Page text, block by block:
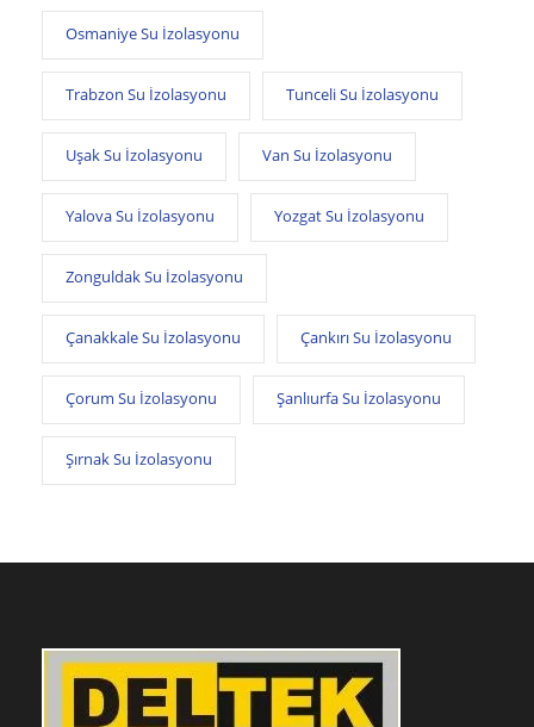
Osmaniye Su İzolasyonu
Trabzon Su İzolasyonu Tunceli Su İzolasyonu
Uşak Su İzolasyonu Van Su İzolasyonu
Yalova Su İzolasyonu Yozgat Su İzolasyonu
Zonguldak Su İzolasyonu
Çanakkale Su İzolasyonu Çankırı Su İzolasyonu
Çorum Su İzolasyonu Şanlıurfa Su İzolasyonu
Şırnak Su İzolasyonu